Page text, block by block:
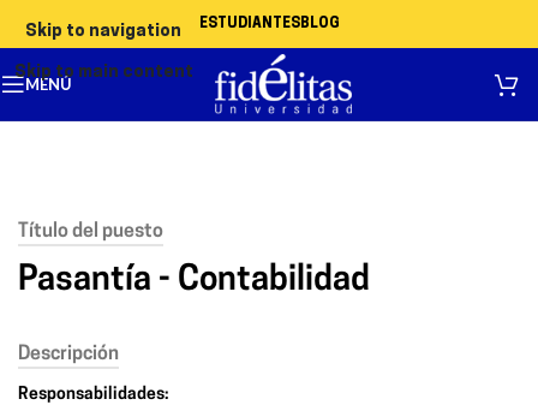
Skip to navigation
Skip to main content
ESTUDIANTESBLOG
MENÚ
Título del puesto
Pasantía - Contabilidad
Descripción
Responsabilidades: